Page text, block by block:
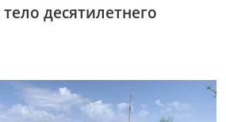
десятилетнего